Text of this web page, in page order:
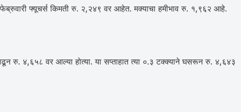
फ्यूचर्स किमती रु. २,२४९ वर आहेत. मक्याचा हमीभाव रु. १,९६२ आहे.
रु. ४,६५८ वर आल्या होत्या. या सप्ताहात त्या ०.३ टक्क्याने घसरून रु. ४,६४३